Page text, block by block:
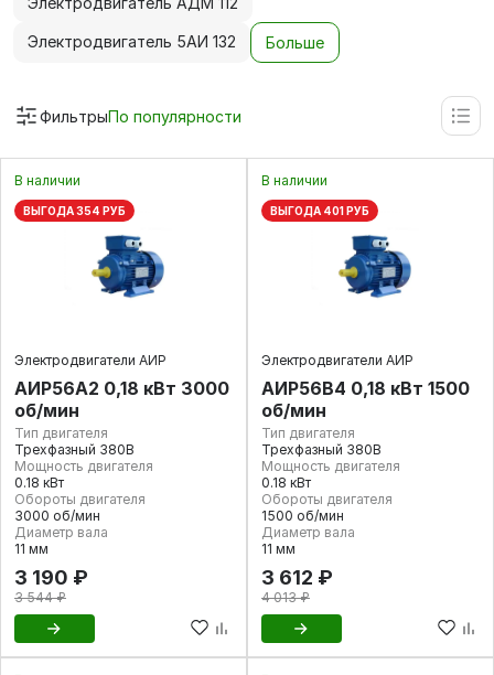
Электродвигатель 5АИ 132 Больше
ФильтрыПо популярности
В наличии
ВЫГОДА 354 РУБ
Электродвигатели АИР
АИР56А2 0,18 кВт 3000
об/мин
Тип двигателя
Трехфазный 380В
Мощность двигателя
0.18 кВт
Обороты двигателя
3000 об/мин
Диаметр вала
11 мм
3 190 ₽
3 544 ₽
В наличии
ВЫГОДА 401 РУБ
Электродвигатели АИР
АИР56В4 0,18 кВт 1500
об/мин
Тип двигателя
Трехфазный 380В
Мощность двигателя
0.18 кВт
Обороты двигателя
1500 об/мин
Диаметр вала
11 мм
3 612 ₽
4 013 ₽